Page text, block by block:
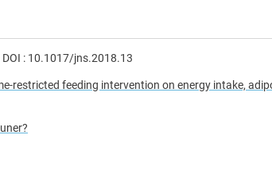
: 10.1017/jns.2018.13
restricted feeding intervention on energy intake,